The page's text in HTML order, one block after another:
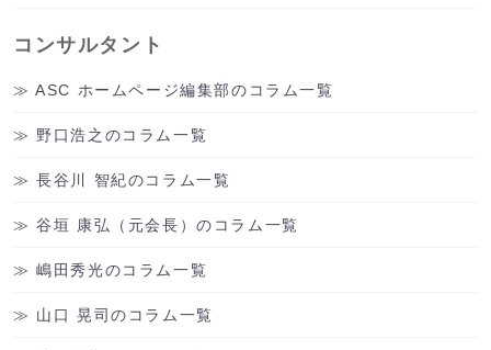
コンサルタント
ASC ホームページ編集部のコラム一覧
野口浩之のコラム一覧
長谷川 智紀のコラム一覧
谷垣 康弘（元会長）のコラム一覧
嶋田秀光のコラム一覧
山口 晃司のコラム一覧